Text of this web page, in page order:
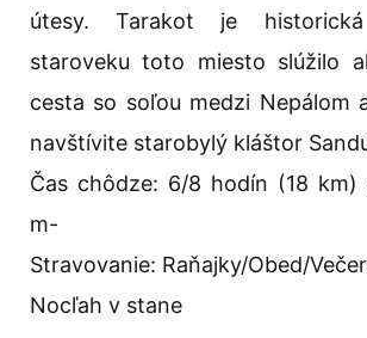
útesy. Tarakot je
staroveku toto miesto slúžilo
cesta so soľou medzi Nepálom
navštívite starobylý kláštor
Čas chôdze: 6/8 hodín (18 km)
m-
Stravovanie: Raňajky/Obed/
Nocľah v stane